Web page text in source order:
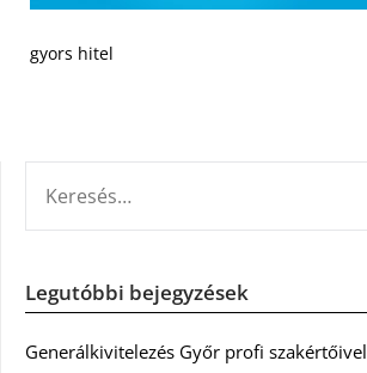
gyors hitel
Legutóbbi bejegyzések
Generálkivitelezés Győr profi szakértőivel